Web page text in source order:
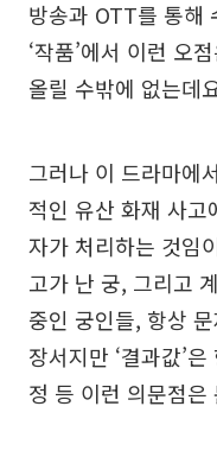
방송과 OTT를 통해
‘작품’에서 이런 오
올릴 수밖에 없는데
그러나 이 드라마에
적인 유산 화재 사
자가 처리하는 것임
고가 난 궁, 그리고
중인 궁인들, 항상
장서지만 ‘결과값’
정 등 이런 의문점은